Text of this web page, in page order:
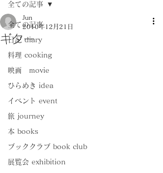
全ての記事
日記 diary
料理 cooking
映画 movie
ひらめき idea
イベント event
旅 journey
本 books
ブッククラブ book club
展覧会 exhibition
全ての記事
ギター
Jun
2010年12月21日